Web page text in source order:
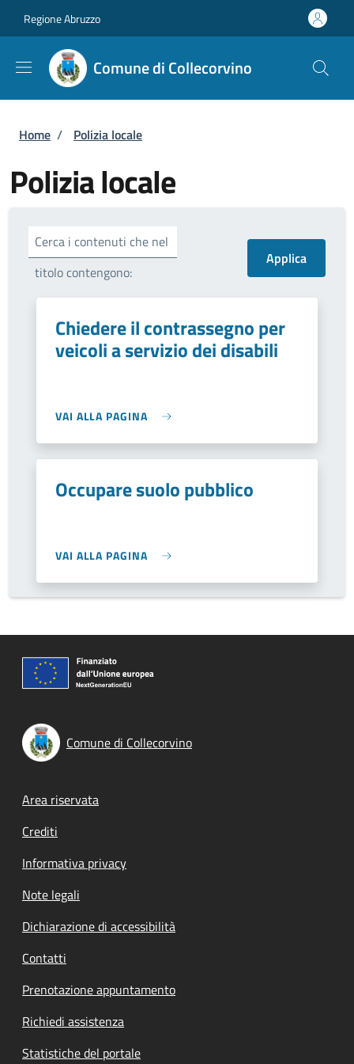
Regione Abruzzo
Comune di Collecorvino
Briciole di pane
Home / Polizia locale
Polizia locale
Cerca i contenuti che nel
titolo contengono:
Chiedere il contrassegno per
veicoli a servizio dei disabili
VAI ALLA PAGINA
Occupare suolo pubblico
VAI ALLA PAGINA
Comune di Collecorvino
Footer menu
Area riservata
Crediti
Informativa privacy
Note legali
Dichiarazione di accessibilità
Contatti
Prenotazione appuntamento
Richiedi assistenza
Statistiche del portale